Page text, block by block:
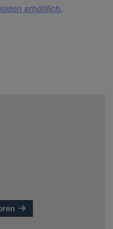
erhältlich.